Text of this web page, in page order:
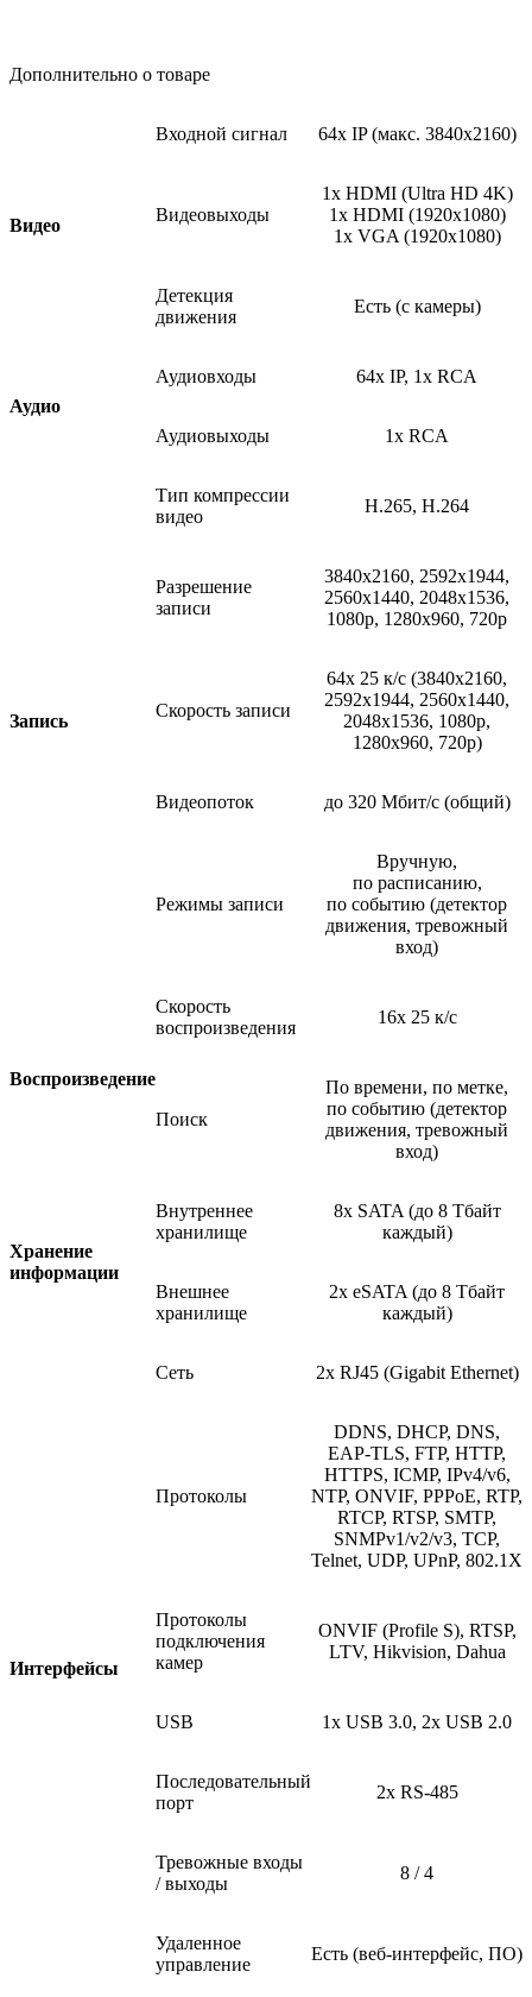
Дополнительно о товаре
Видео
Входной сигнал 64x IP (макс. 3840x2160)
Видеовыходы
1x HDMI (Ultra HD 4K)
1x HDMI (1920x1080)
1x VGA (1920x1080)
Детекция
движения
Есть (скамеры)
Аудио
Аудиовходы 64x IP, 1x RCA
Аудиовыходы 1x RCA
Запись
Тип компрессии
видео
H.265, H.264
Разрешение
записи
3840x2160, 2592x1944,
2560x1440, 2048x1536,
1080p, 1280x960, 720p
Скорость записи
64x 25 к/с (3840x2160,
2592x1944, 2560x1440,
2048x1536, 1080p,
1280x960, 720p)
Видеопоток до 320 Мбит/с (общий)
Режимы записи
Вручную,
по расписанию,
по событию (детектор
движения, тревожный
вход)
Воспроизведение
Скорость
воспроизведения
16x 25 к/с
Поиск
По времени, по метке,
по событию (детектор
движения, тревожный
вход)
Хранение
информации
Внутреннее
хранилище
8x SATA (до8 Тбайт
каждый)
Внешнее
хранилище
2x eSATA (до 8 Тбайт
каждый)
Интерфейсы
Сеть 2x RJ45 (GigabitEthernet)
Протоколы
DDNS, DHCP, DNS,
EAP-TLS, FTP, HTTP,
HTTPS, ICMP, IPv4/v6,
NTP, ONVIF, PPPoE, RTP,
RTCP, RTSP, SMTP,
SNMPv1/v2/v3, TCP,
Telnet, UDP, UPnP, 802.1X
Протоколы
подключения
камер
ONVIF (ProfileS), RTSP,
LTV, Hikvision, Dahua
USB 1x USB 3.0, 2x USB 2.0
Последовательный
порт
2x RS-485
Тревожные входы
/ выходы
8 / 4
Удаленное
управление
Есть (веб-интерфейс, ПО)